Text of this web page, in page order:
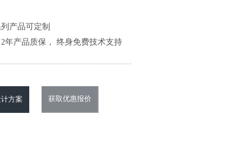
产品可定制
年产品质保， 终身免费技术支持
方案 获取优惠报价